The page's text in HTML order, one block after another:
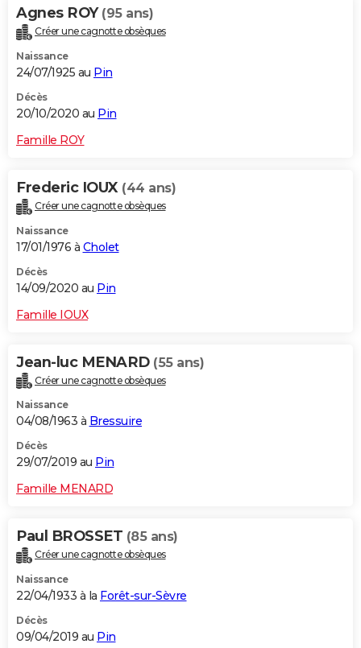
Agnes ROY (95 ans)
Créer une cagnotte obsèques
Naissance
24/07/1925 au Pin
Décès
20/10/2020 au Pin
Famille ROY
Frederic IOUX (44 ans)
Créer une cagnotte obsèques
Naissance
17/01/1976 à Cholet
Décès
14/09/2020 au Pin
Famille IOUX
Jean-luc MENARD (55 ans)
Créer une cagnotte obsèques
Naissance
04/08/1963 à Bressuire
Décès
29/07/2019 au Pin
Famille MENARD
Paul BROSSET (85 ans)
Créer une cagnotte obsèques
Naissance
22/04/1933 à la Forêt-sur-Sèvre
Décès
09/04/2019 au Pin